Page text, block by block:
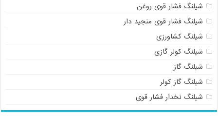
شیلنگ فشار قوی روغن
شیلنگ فشار قوی منجید دار
شیلنگ کشاورزی
شیلنگ کولر گازی
شیلنگ گاز
شیلنگ گاز کولر
شیلنگ نخدار فشار قوی